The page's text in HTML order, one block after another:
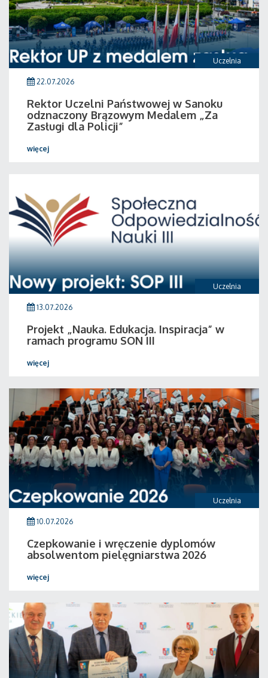
Uczelnia
22.07.2026
Rektor Uczelni Państwowej w Sanoku
odznaczony Brązowym Medalem „Za
Zasługi dla Policji”
więcej
Uczelnia
13.07.2026
Projekt „Nauka. Edukacja. Inspiracja” w
ramach programu SON III
więcej
Uczelnia
10.07.2026
Czepkowanie i wręczenie dyplomów
absolwentom pielęgniarstwa 2026
więcej